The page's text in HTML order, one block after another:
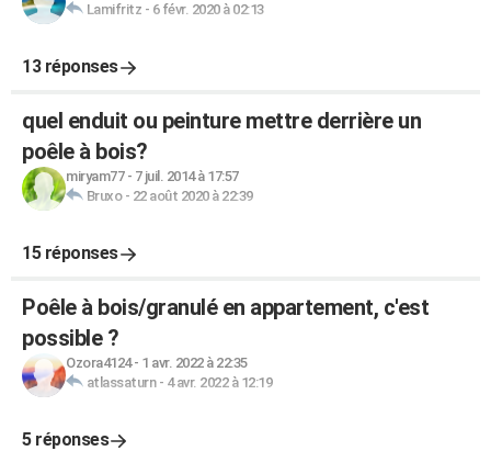
Lamifritz - 6 févr. 2020 à 02:13
13 réponses
quel enduit ou peinture mettre derrière un
poêle à bois?
miryam77- 7 juil. 2014 à 17:57
Bruxo- 22 août 2020 à 22:39
15 réponses
Poêle à bois/granulé en appartement, c'est
possible ?
Ozora4124- 1 avr. 2022 à 22:35
atlassaturn- 4 avr. 2022 à 12:19
5 réponses